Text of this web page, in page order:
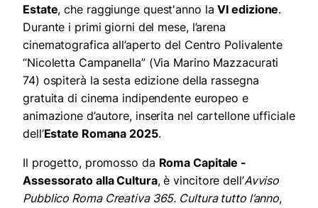
Estate, che raggiunge quest'anno laVI edizione.
Durante i primi giorni del mese, l’arena
cinematografica all’aperto del Centro Polivalente
“Nicoletta Campanella” (Via Marino Mazzacurati
74) ospiterà la sesta edizione della rassegna
gratuita di cinema indipendente europeo e
animazione d’autore, inserita nel cartellone ufficiale
dell’Estate Romana 2025.
Il progetto, promosso da Roma Capitale -
Assessorato alla Cultura, è vincitore dell’Avviso
Pubblico Roma Creativa 365. Cultura tutto l’anno,